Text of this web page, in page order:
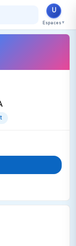
U
Espaces ▼